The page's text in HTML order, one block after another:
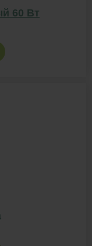
60 Вт